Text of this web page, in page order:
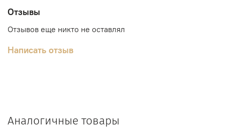
Отзывы
Отзывов еще никто не оставлял
Написать отзыв
Аналогичные товары